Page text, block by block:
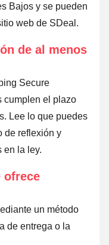
Bajos y se pueden
web de SDeal.
de al menos
Secure
cumplen el plazo
Lee lo que puedes
de reflexión y
en la ley.
ofrece
un método
de entrega o la